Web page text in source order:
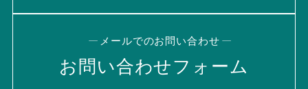
メールでのお問い合わせ
お問い合わせフォーム